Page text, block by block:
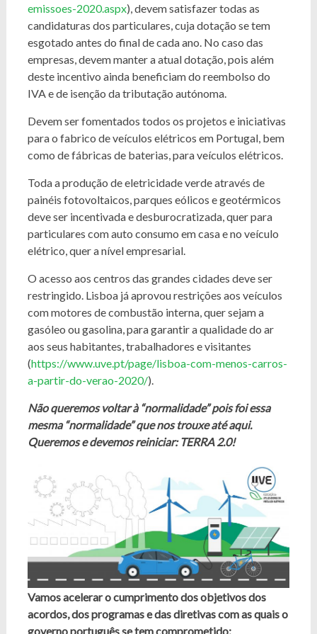
emissoes-2020.aspx), devem satisfazer todas as
candidaturas dos particulares, cuja dotação se tem
esgotado antes do final de cada ano. No caso das
empresas, devem manter a atual dotação, pois além
deste incentivo ainda beneficiam do reembolso do
IVA e de isenção da tributação autónoma.
Devem ser fomentados todos os projetos e iniciativas
para o fabrico de veículos elétricos em Portugal, bem
como de fábricas de baterias, para veículos elétricos.
Toda a produção de eletricidade verde através de
painéis fotovoltaicos, parques eólicos e geotérmicos
deve ser incentivada e desburocratizada, quer para
particulares com auto consumo em casa e no veículo
elétrico, quer a nível empresarial.
O acesso aos centros das grandes cidades deve ser
restringido. Lisboa já aprovou restrições aos veículos
com motores de combustão interna, quer sejam a
gasóleo ou gasolina, para garantir a qualidade do ar
aos seus habitantes, trabalhadores e visitantes
(https://www.uve.pt/page/lisboa-com-menos-carros-
a-partir-do-verao-2020/).
Não queremos voltar à “normalidade” pois foi essa
mesma “normalidade” que nos trouxe até aqui.
Queremos e devemos reiniciar: TERRA 2.0!
Vamos acelerar o cumprimento dos objetivos dos
acordos, dos programas e das diretivas com as quais o
governo português se tem comprometido: